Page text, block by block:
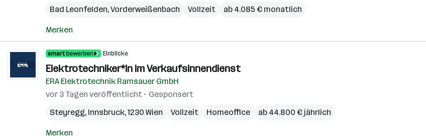
Bad Leonfelden,Vorderweißenbach Vollzeit ab 4.085 € monatlich
Merken
Einblicke
Elektrotechniker*in im Verkaufsinnendienst
ERA Elektrotechnik Ramsauer GmbH
vor 3 Tagen veröffentlicht
Gesponsert
Steyregg, Innsbruck,1230 Wien Vollzeit Homeoffice ab 44.800 € jährlich
Merken